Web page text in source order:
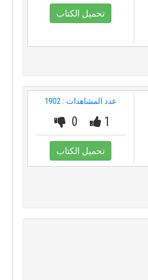
تحميل الكتاب
عدد المشاهدات : 1902
1
0
تحميل الكتاب